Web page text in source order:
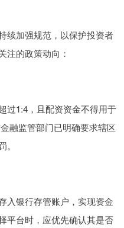
续加强规范，以保护投资者
注的政策动向：
过1:4，且配资资金不得用于
融监管部门已明确要求辖区
入银行存管账户，实现资金
平台时，应优先确认其是否